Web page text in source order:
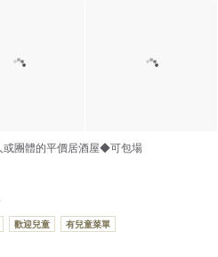
或團體的平價居酒屋◆可包場
歡迎兒童 有兒童菜單